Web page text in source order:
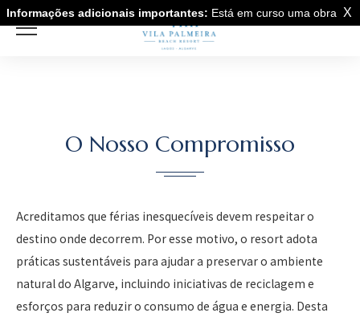
Informações adicionais importantes: Está em curso uma obra
de construção de novo empreendimento perto de Vila Palmeira o
que poderá provocar perturbações sonoras.
X
O Nosso Compromisso
Acreditamos que férias inesquecíveis devem respeitar o
destino onde decorrem. Por esse motivo, o resort adota
práticas sustentáveis para ajudar a preservar o ambiente
natural do Algarve, incluindo iniciativas de reciclagem e
esforços para reduzir o consumo de água e energia. Desta